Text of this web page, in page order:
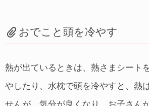
おでこと頭を冷やす
熱が出ているときは、熱さまシート
やしたり、水枕で頭を冷やすと、熱
せんが、気分が良くなり、お子さん